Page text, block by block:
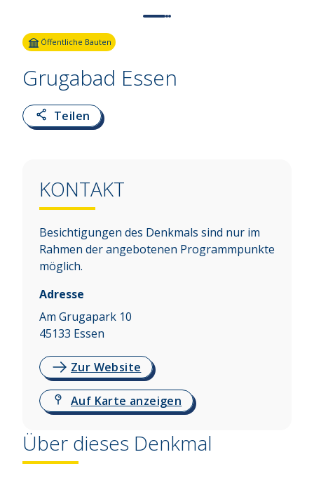
Öffentliche Bauten
Grugabad Essen
Teilen
KONTAKT
Besichtigungen des Denkmals sind nur im
Rahmen der angebotenen Programmpunkte
möglich.
Adresse
Am Grugapark 10
45133 Essen
Zur Website
Auf Karte anzeigen
Über dieses Denkmal